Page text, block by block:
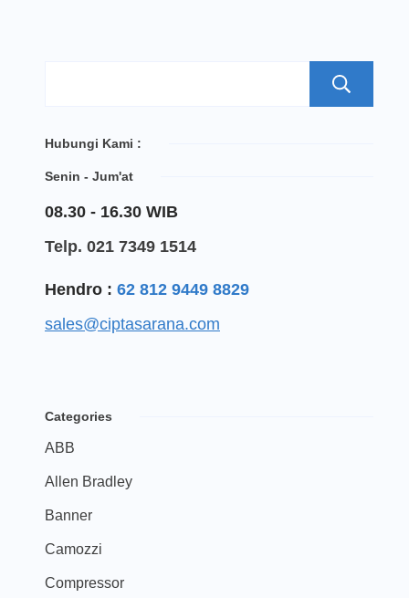
Hubungi Kami :
Senin - Jum'at
08.30 - 16.30 WIB
Telp. 021 7349 1514
Hendro : 62 812 9449 8829
sales@ciptasarana.com
Categories
ABB
Allen Bradley
Banner
Camozzi
Compressor